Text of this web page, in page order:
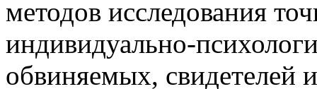
методов исследования
индивидуально-
обвиняемых, свидетелей